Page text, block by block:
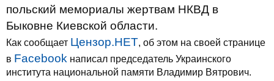
польский мемориалы жертвам НКВД в
Быковне Киевской области.
Как сообщает Цензор.НЕТ, об этом на своей странице
в Facebook написал председатель Украинского
института национальной памяти Владимир Вятрович.